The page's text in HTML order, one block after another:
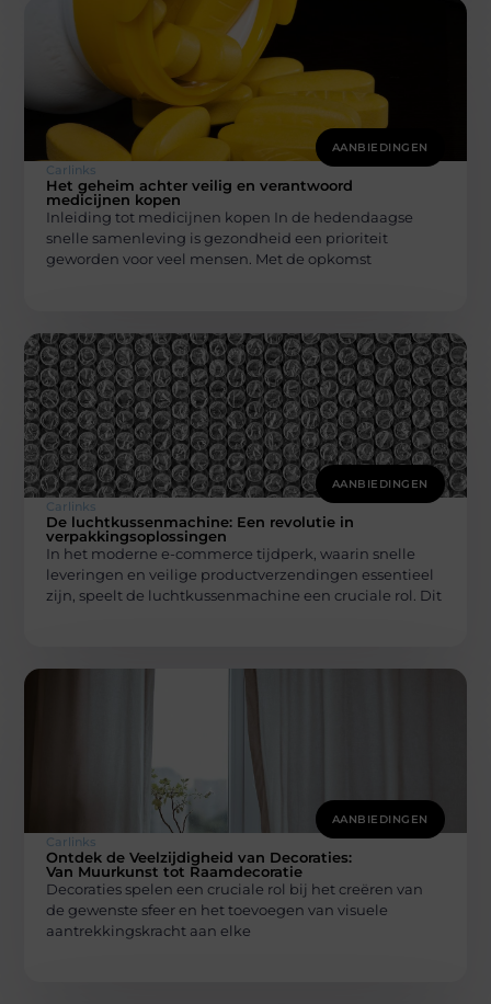
AANBIEDINGEN
Carlinks
Het geheim achter veilig en verantwoord
medicijnen kopen
Inleiding tot medicijnen kopen In de hedendaagse
snelle samenleving is gezondheid een prioriteit
geworden voor veel mensen. Met de opkomst
AANBIEDINGEN
Carlinks
De luchtkussenmachine: Een revolutie in
verpakkingsoplossingen
In het moderne e-commerce tijdperk, waarin snelle
leveringen en veilige productverzendingen essentieel
zijn, speelt de luchtkussenmachine een cruciale rol. Dit
AANBIEDINGEN
Carlinks
Ontdek de Veelzijdigheid van Decoraties:
Van Muurkunst tot Raamdecoratie
Decoraties spelen een cruciale rol bij het creëren van
de gewenste sfeer en het toevoegen van visuele
aantrekkingskracht aan elke